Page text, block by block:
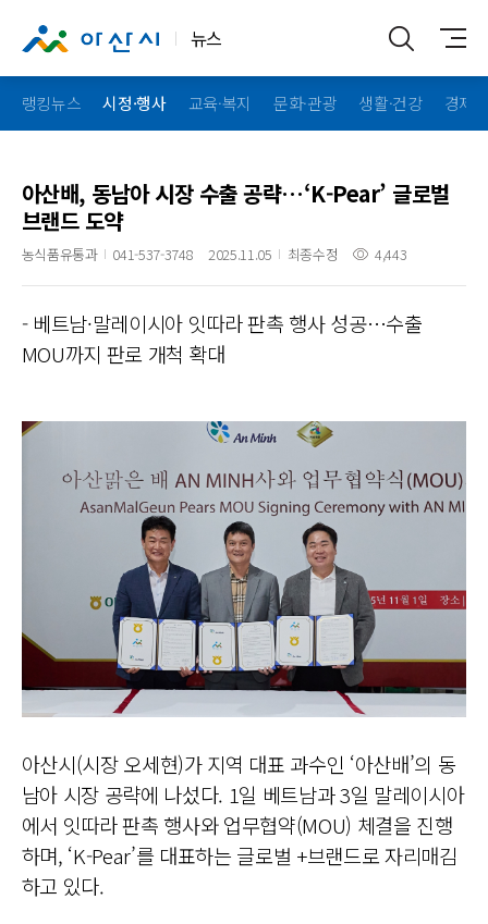
뉴스
랭킹뉴스 시정·행사 교육·복지 문화·관광 생활·건강 경제·
아산배, 동남아 시장 수출 공략…‘K-Pear’ 글로벌
브랜드 도약
농식품유통과 041-537-3748 2025.11.05 최종수정 4,443
- 베트남·말레이시아 잇따라 판촉 행사 성공…수출
MOU까지 판로 개척 확대
아산시(시장 오세현)가 지역 대표 과수인 ‘아산배’의 동
남아 시장 공략에 나섰다. 1일 베트남과 3일 말레이시아
에서 잇따라 판촉 행사와 업무협약(MOU) 체결을 진행
하며, ‘K-Pear’를 대표하는 글로벌 +브랜드로 자리매김
하고 있다.